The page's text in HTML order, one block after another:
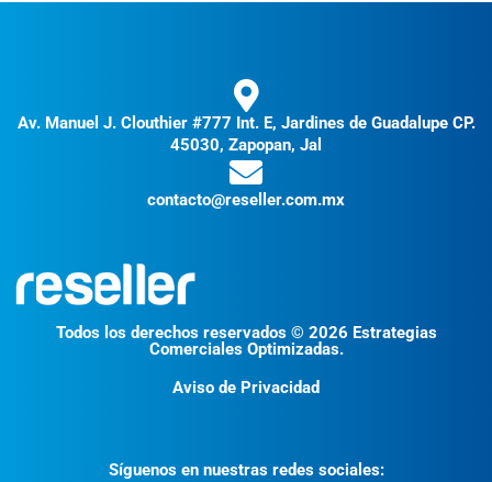
Av. Manuel J. Clouthier #777 Int. E, Jardines de Guadalupe CP.
45030, Zapopan, Jal
contacto@reseller.com.mx
Todos los derechos reservados © 2026 Estrategias
Comerciales Optimizadas.
Aviso de Privacidad
Síguenos en nuestras redes sociales: